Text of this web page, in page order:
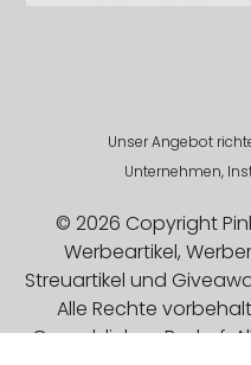
Unser Angebot
Unternehmen,
© 2026 Copyright
Werbeartikel,
Streuartikel und
Alle Rechte
Gewerblichen Bedarf.